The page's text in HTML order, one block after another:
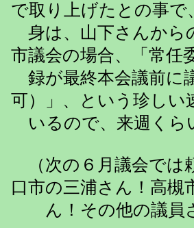
で取り上げたとの事で
身は、山下さんから
市議会の場合、「常任
録が最終本会議前に
可）」、という珍しい
いるので、来週くら
（次の６月議会では
口市の三浦さん！高槻
ん！その他の議員さ